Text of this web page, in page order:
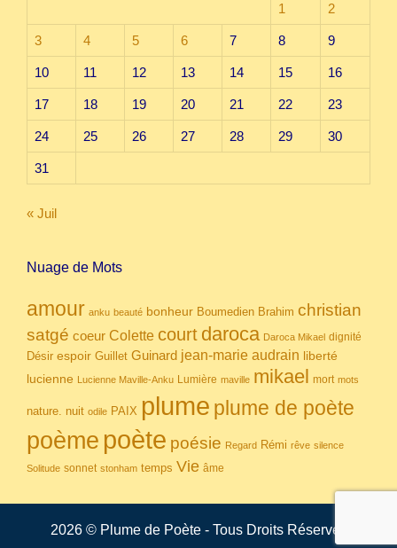
1 2
3 4 5 6 7 8 9
10 11 12 13 14 15 16
17 18 19 20 21 22 23
24 25 26 27 28 29 30
31
« Juil
Nuage de Mots
amour anku beauté bonheur Boumedien Brahim christian
satgé coeur Colette court daroca Daroca Mikael dignité
Désir espoir Guillet Guinard jean-marie audrain liberté
lucienne Lucienne Maville-Anku Lumière maville mikael mort mots
nature. nuit odile PAIX plume plume de poète
poème poète poésie Regard Rémi rêve silence
Solitude sonnet stonham temps Vie âme
2026 © Plume de Poète - Tous Droits Réservés